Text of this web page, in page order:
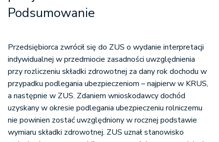
Podsumowanie
Przedsiębiorca zwrócił się do ZUS o wydanie interpretacji
indywidualnej w przedmiocie zasadności uwzględnienia
przy rozliczeniu składki zdrowotnej za dany rok dochodu w
przypadku podlegania ubezpieczeniom – najpierw w KRUS,
a następnie w ZUS. Zdaniem wnioskodawcy dochód
uzyskany w okresie podlegania ubezpieczeniu rolniczemu
nie powinien zostać uwzględniony w rocznej podstawie
wymiaru składki zdrowotnej. ZUS uznał stanowisko